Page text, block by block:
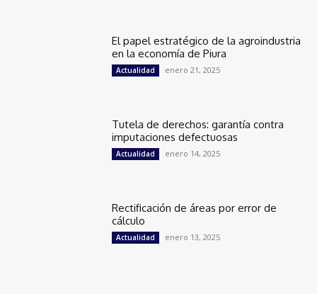
El papel estratégico de la agroindustria
en la economía de Piura
Actualidad enero 21, 2025
Tutela de derechos: garantía contra
imputaciones defectuosas
Actualidad enero 14, 2025
Rectificación de áreas por error de
cálculo
Actualidad enero 13, 2025